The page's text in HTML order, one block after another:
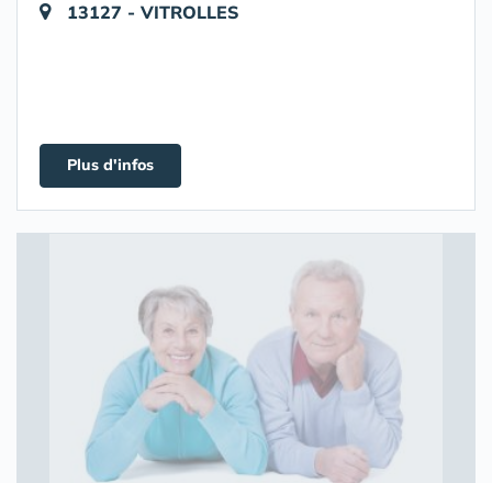
13127 - VITROLLES
Plus d'infos